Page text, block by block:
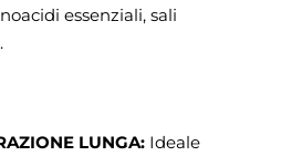
essenziali, sali
LUNGA: Ideale